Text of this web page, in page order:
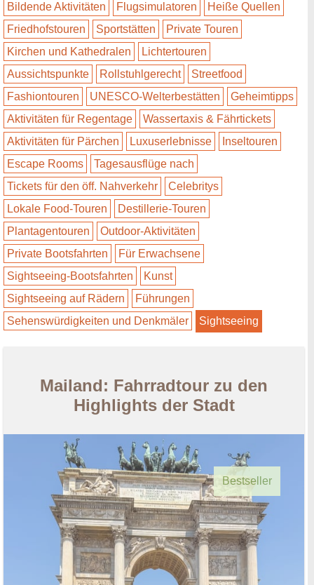
Bildende Aktivitäten
Flugsimulatoren
Heiße Quellen
Friedhofstouren
Sportstätten
Private Touren
Kirchen und Kathedralen
Lichtertouren
Aussichtspunkte
Rollstuhlgerecht
Streetfood
Fashiontouren
UNESCO-Welterbestätten
Geheimtipps
Aktivitäten für Regentage
Wassertaxis & Fährtickets
Aktivitäten für Pärchen
Luxuserlebnisse
Inseltouren
Escape Rooms
Tagesausflüge nach
Tickets für den öff. Nahverkehr
Celebritys
Lokale Food-Touren
Destillerie-Touren
Plantagentouren
Outdoor-Aktivitäten
Private Bootsfahrten
Für Erwachsene
Sightseeing-Bootsfahrten
Kunst
Sightseeing auf Rädern
Führungen
Sehenswürdigkeiten und Denkmäler
Sightseeing
Mailand: Fahrradtour zu den
Highlights der Stadt
Bestseller